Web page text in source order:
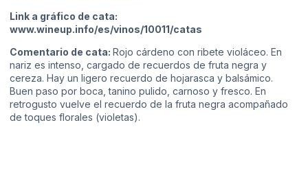
Link a gráfico de cata:
www.wineup.info/es/vinos/10011/catas
Comentario de cata: Rojo cárdeno con ribete violáceo. En
nariz es intenso, cargado de recuerdos de fruta negra y
cereza. Hay un ligero recuerdo de hojarasca y balsámico.
Buen paso por boca, tanino pulido, carnoso y fresco. En
retrogusto vuelve el recuerdo de la fruta negra acompañado
de toques florales (violetas).